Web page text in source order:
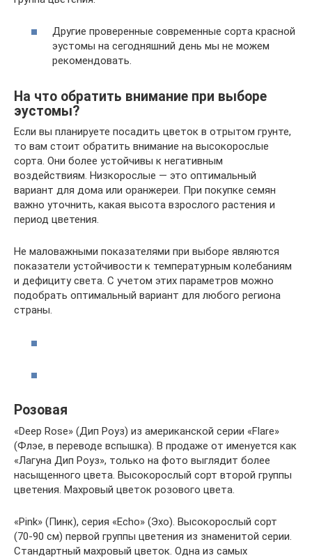
Другие проверенные современные сорта красной
эустомы на сегодняшний день мы не можем
рекомендовать.
На что обратить внимание при выборе
эустомы?
Если вы планируете посадить цветок в отрытом грунте,
то вам стоит обратить внимание на высокорослые
сорта. Они более устойчивы к негативным
воздействиям. Низкорослые — это оптимальный
вариант для дома или оранжереи. При покупке семян
важно уточнить, какая высота взрослого растения и
период цветения.
Не маловажными показателями при выборе являются
показатели устойчивости к температурным колебаниям
и дефициту света. С учетом этих параметров можно
подобрать оптимальный вариант для любого региона
страны.
Розовая
«Deep Rose» (Дип Роуз) из американской серии «Flare»
(Флэе, в переводе вспышка). В продаже от именуется как
«Лагуна Дип Роуз», только на фото выглядит более
насыщенного цвета. Высокорослый сорт второй группы
цветения. Махровый цветок розового цвета.
«Pink» (Пинк), серия «Echo» (Эхо). Высокорослый сорт
(70-90 см) первой группы цветения из знаменитой серии.
Стандартный махровый цветок. Одна из самых